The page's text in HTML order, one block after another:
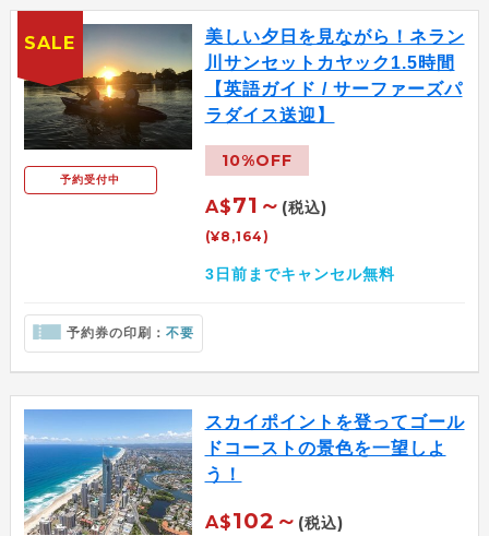
予約受付中
美しい夕日を見ながら！ネラン
川サンセットカヤック1.5時間
【英語ガイド / サーファーズパ
ラダイス送迎】
10%OFF
A$71～ (税込)
(¥8,164)
3日前までキャンセル無料
予約券の印刷： 不要
SALE
スカイポイントを登ってゴール
ドコーストの景色を一望しよ
う！
A$102～ (税込)